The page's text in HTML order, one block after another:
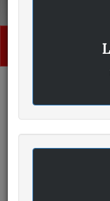
CLIENT
ÉCRIT LE